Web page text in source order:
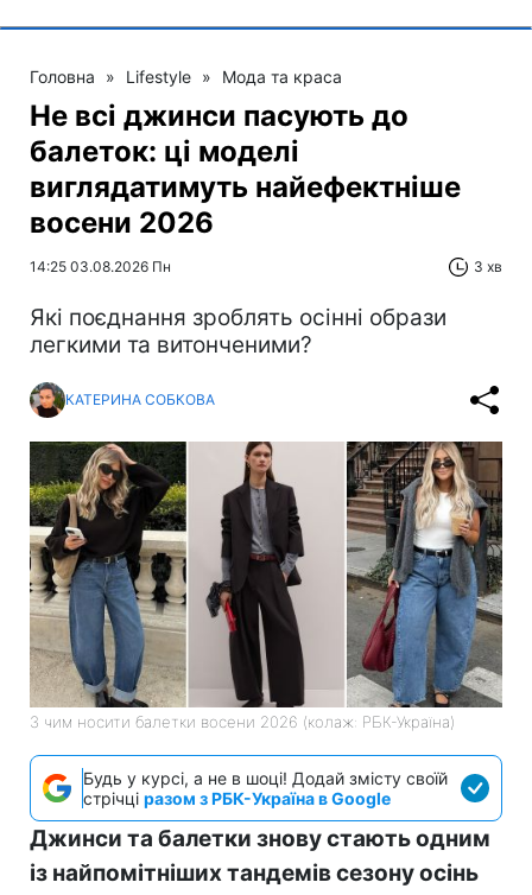
Головна » Lifestyle » Мода та краса
Не всі джинси пасують до
балеток: ці моделі
виглядатимуть найефектніше
восени 2026
14:25 03.08.2026 Пн 3 хв
Які поєднання зроблять осінні образи
легкими та витонченими?
КАТЕРИНА СОБКОВА
З чим носити балетки восени 2026 (колаж: РБК-Україна)
Будь у курсі, а не в шоці! Додай змісту своїй
стрічці разом з РБК-Україна в Google
Джинси та балетки знову стають одним
із найпомітніших тандемів сезону осінь